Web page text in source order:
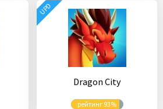
Dragon City
рейтинг 93%
UPD